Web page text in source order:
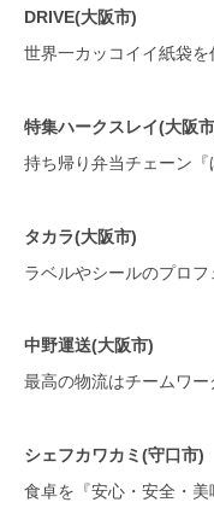
DRIVE(大阪市)
世界一カッコイイ紙袋を
特集ハークスレイ(大阪
持ち帰り弁当チェーン
タカラ(大阪市)
ラベルやシールのプロ
中野運送(大阪市)
最高の物流はチームワー
シェフカワカミ(守口市)
食卓を『安心・安全・美